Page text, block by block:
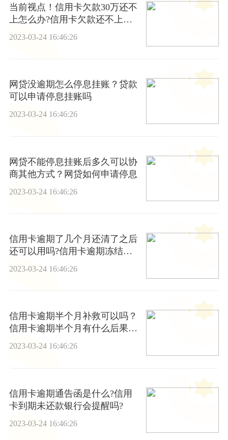
当前视点！信用卡欠款30万还不
上怎么办?信用卡欠款还不上怎
2023-03-24 16:46:26
网贷没逾期怎么停息挂账？贷款
可以申请停息挂账吗
2023-03-24 16:46:26
网贷不能停息挂账后多久可以协
商其他方式？网贷如何申请停息
2023-03-24 16:46:26
信用卡逾期了几个月还清了之后
还可以用吗?信用卡逾期冻结了
2023-03-24 16:46:26
信用卡逾期半个月补救可以吗？
信用卡逾期半个月有什么后果？|
全球视讯
2023-03-24 16:46:26
信用卡逾期通告函是什么?信用
卡到期未还款银行会提醒吗?
2023-03-24 16:46:26